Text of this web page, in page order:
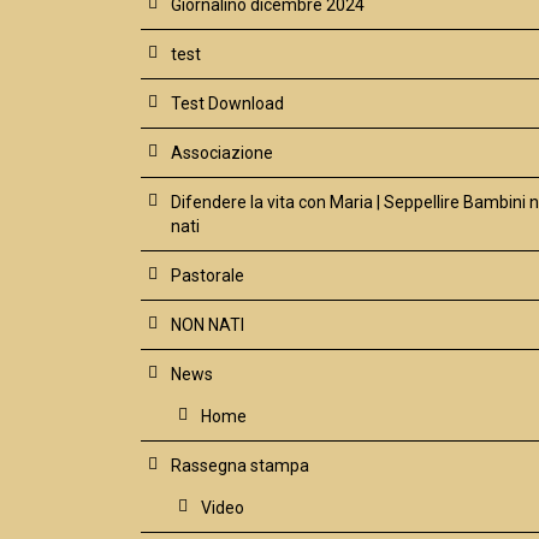
Giornalino dicembre 2024
test
Test Download
Associazione
Difendere la vita con Maria | Seppellire Bambini
nati
Pastorale
NON NATI
News
Home
Rassegna stampa
Video